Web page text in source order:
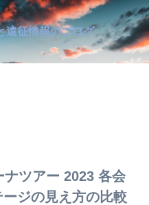
遠征情報のブログ
ツアー 2023 各会
ジの見え方の比較